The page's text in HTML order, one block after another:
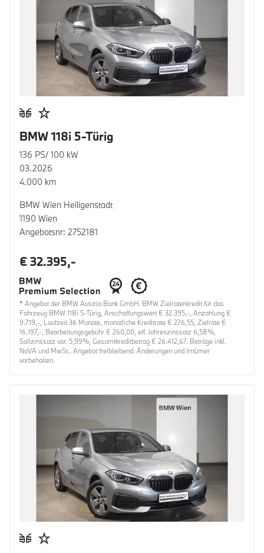
BMW 118i 5-Türig
136 PS/ 100 kW
03.2026
4.000 km
BMW Wien Heiligenstadt
1190 Wien
Angebotsnr: 2752181
€ 32.395,-
* Angebot der BMW Austria Bank GmbH. BMW Zielratenkredit für das
Fahrzeug BMW 118i 5-Türig, Anschaffungswert € 32.395,-, Anzahlung €
9.719,-, Laufzeit 36 Monate, monatliche Kreditrate € 276,55, Zielrate €
16.197,-, Bearbeitungsgebühr € 260,00, eff. Jahreszinssatz 6,58%,
Sollzinssatz var. 5,99%, Gesamtkreditbetrag € 26.412,67. Beträge inkl.
NoVA und MwSt.. Angebot freibleibend. Änderungen und Irrtümer
vorbehalten.